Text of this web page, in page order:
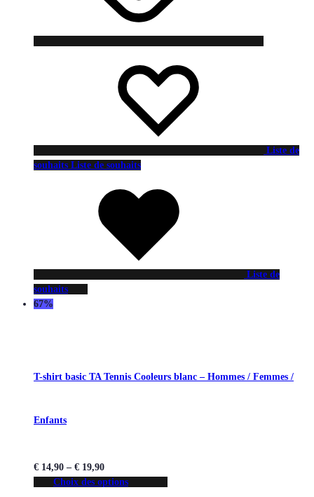
Liste de
souhaits Liste de souhaits
Liste de
souhaits
67%
T-shirt basic TA Tennis Cooleurs blanc – Hommes / Femmes /
Enfants
€ 14,90 – € 19,90
Choix des options